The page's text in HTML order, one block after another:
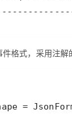
格式，采用注解